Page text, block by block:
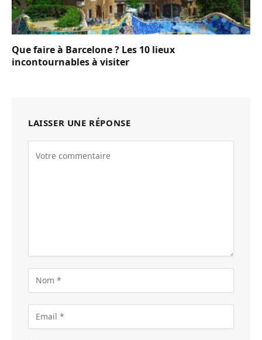
Que faire à Barcelone ? Les 10 lieux
incontournables à visiter
LAISSER UNE RÉPONSE